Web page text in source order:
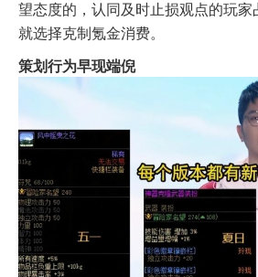
望态度的，认同及时止损观点的玩家
就选择克制氪金消费。
策划行为早现端倪